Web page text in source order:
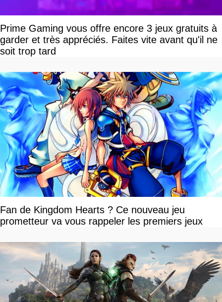
Prime Gaming vous offre encore 3 jeux gratuits à
garder et très appréciés. Faites vite avant qu'il ne
soit trop tard
Fan de Kingdom Hearts ? Ce nouveau jeu
prometteur va vous rappeler les premiers jeux